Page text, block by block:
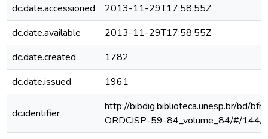
dc.date.accessioned
2013-11-29T17:58:55Z
dc.date.available
2013-11-29T17:58:55Z
dc.date.created
1782
dc.date.issued
1961
dc.identifier
http://bibdig.biblioteca.unesp.br/bd/
ORDCISP-59-84_volume_84/#/144/